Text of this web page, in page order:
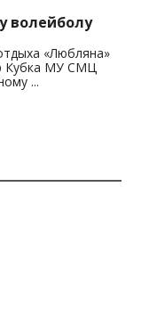
волейболу
«Любляна»
Кубка МУ СМЦ
...